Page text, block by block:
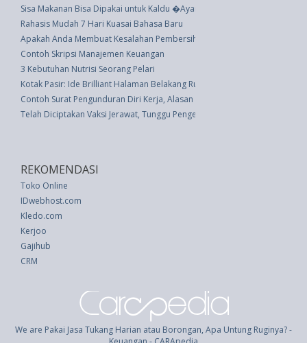
Sisa Makanan Bisa Dipakai untuk Kaldu �Ayam� Vegan, Apa yang
Rahasis Mudah 7 Hari Kuasai Bahasa Baru
Apakah Anda Membuat Kesalahan Pembersihan Wajah ini?
Contoh Skripsi Manajemen Keuangan
3 Kebutuhan Nutrisi Seorang Pelari
Kotak Pasir: Ide Brilliant Halaman Belakang Rumah untuk Anak-Anak
Contoh Surat Pengunduran Diri Kerja, Alasan Diterima Ditempat Lain
Telah Diciptakan Vaksi Jerawat, Tunggu Pengembangannya
REKOMENDASI
Toko Online
IDwebhost.com
Kledo.com
Kerjoo
Gajihub
CRM
We are Pakai Jasa Tukang Harian atau Borongan, Apa Untung Ruginya? -